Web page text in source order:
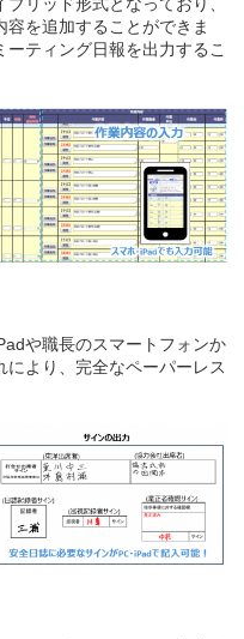
を追加することができま
ティング日報を出力するこ
や職長のスマートフォンか
により、完全なペーパーレス